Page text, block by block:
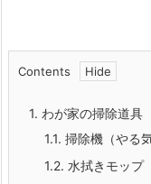
Contents
1. わが家の掃除道具
1.1. 掃除機（や
1.2. 水拭きモッ